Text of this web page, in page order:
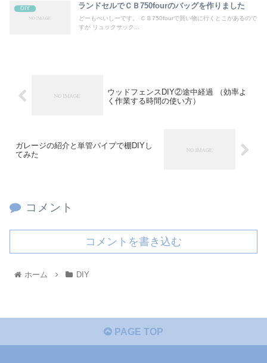
DIY ランドセルでＣＢ750fourのバッグを作りました
どーもぺいしーです。 ＣＢ750fourで買い物に行くとこがあるので
すが リュックサック...
ウッドフェンスDIY②途中経過 （効率よ
く作業する時間の使い方）
ガレージの紹介と単管パイプで棚DIYし
てみた
コメント
コメントを書き込む
ホーム DIY
PAGE TOP